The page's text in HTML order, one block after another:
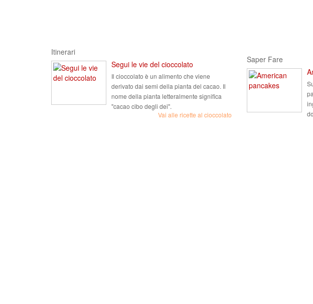
Itinerari
Segui le vie del cioccolato
Il cioccolato è un alimento che viene
derivato dai semi della pianta del cacao. Il
nome della pianta letteralmente significa
"cacao cibo degli dei".
Vai alle ricette al cioccolato
Saper Fare